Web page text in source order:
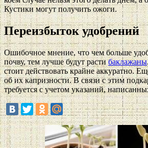
Кустики могут получить ожоги.
Переизбыток удобрений
Ошибочное мнение, что чем больше
почву, тем лучше будут растибаклажаны
стоит действовать крайне аккуратно.
об их капризности. В связи с этим
требуется с учетом указаний,